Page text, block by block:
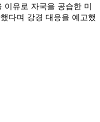
이유로 자국을 공습한 미
다며 강경 대응을 예고했